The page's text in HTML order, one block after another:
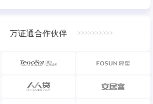
万证通合作伙伴 >>>>>>>>>>